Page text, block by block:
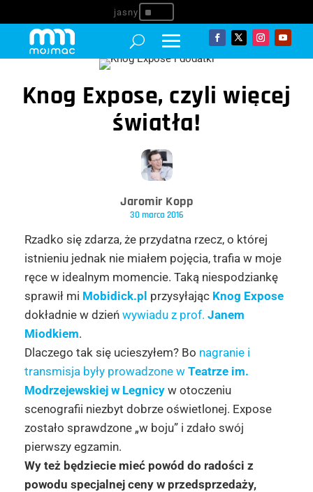
^
Knog Expose, czyli więcej
światła!
Jaromir Kopp
30 marca 2016
Rzadko się zdarza, że przydatna rzecz, o której
istnieniu jednak nie miałem pojęcia, trafia w moje
ręce w idealnym momencie. Taką niespodziankę
sprawił mi Mobidick.pl przysyłając Knog Expose
dokładnie w dzień wywiadu z prof. Janem
Miodkiem.
Dlaczego tak się ucieszyłem? Bo nagranie i
transmisja były prowadzone w Teatrze im.
Modrzejewskiej w Legnicyw otoczeniu
scenografii niezbyt dobrze oświetlonej. Expose
zostało sprawdzone „w boju” i zdało swój
pierwszy egzamin.
Wy też będziecie mieć powód do radości z
powodu specjalnej ceny w przedsprzedaży,